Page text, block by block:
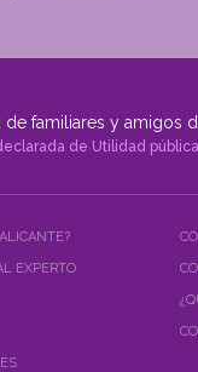
de familiares y amigos
de Utilidad pública
EXPERTO